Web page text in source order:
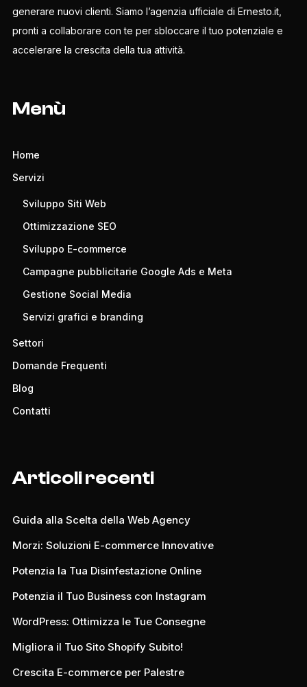
generare nuovi clienti. Siamo l’agenzia ufficiale di Ernesto.it,
pronti a collaborare con te per sbloccare il tuo potenziale e
accelerare la crescita della tua attività.
Menù
Home
Servizi
Sviluppo Siti Web
Ottimizzazione SEO
Sviluppo E-commerce
Campagne pubblicitarie Google Ads e Meta
Gestione Social Media
Servizi grafici e branding
Settori
Domande Frequenti
Blog
Contatti
Articoli recenti
Guida alla Scelta della Web Agency
Morzi: Soluzioni E-commerce Innovative
Potenzia la Tua Disinfestazione Online
Potenzia il Tuo Business con Instagram
WordPress: Ottimizza le Tue Consegne
Migliora il Tuo Sito Shopify Subito!
Crescita E-commerce per Palestre